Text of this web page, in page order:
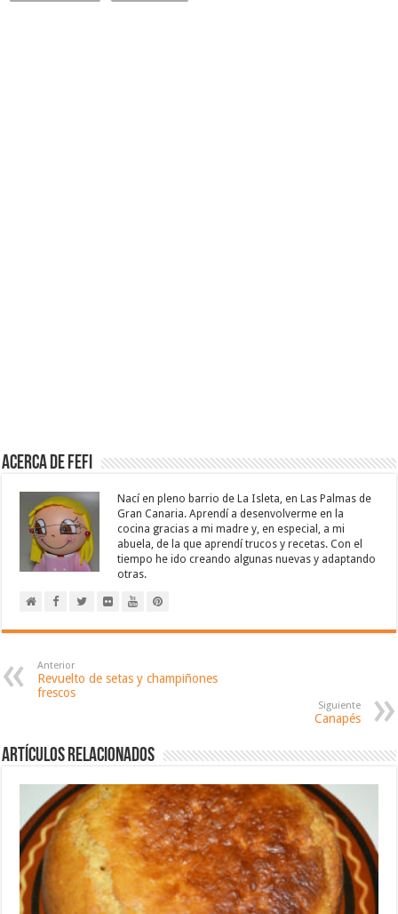
Acerca de Fefi
Nací en pleno barrio de La Isleta, en Las Palmas de
Gran Canaria. Aprendí a desenvolverme en la
cocina gracias a mi madre y, en especial, a mi
abuela, de la que aprendí trucos y recetas. Con el
tiempo he ido creando algunas nuevas y adaptando
otras.
Anterior
Revuelto de setas y champiñones
frescos
Siguiente
Canapés
Artículos relacionados